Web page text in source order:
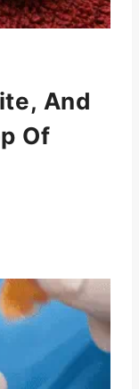
And
Of